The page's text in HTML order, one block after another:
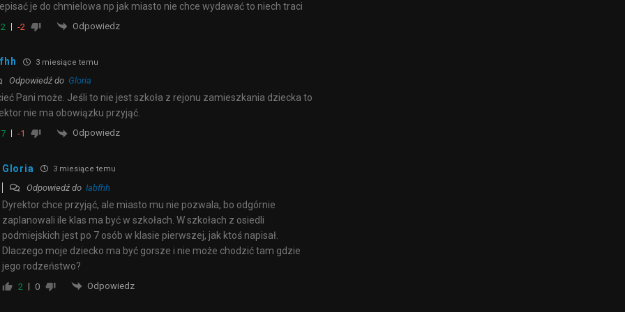
je do chmielowa np jak miasto nie chce wydawać to niech traci
2 -2 Odpowiedz
3 miesiące temu
Odpowiedź do Gloria
Pani może. Jeśli to nie jest szkoła z rejonu zamieszkania dziecka to
nie ma obowiązku przyjąć.
7 -1 Odpowiedz
Gloria 3 miesiące temu
Odpowiedź do Iabfhh
Dyrektor chce przyjąć, ale miasto mu nie pozwala, bo odgórnie
zaplanowali ile klas ma być w szkołach. W szkołach z osiedli
podmiejskich jest po 7 osób w klasie pierwszej, jak ktoś napisał.
Dlaczego moje dziecko ma być gorsze i nie może chodzić tam gdzie
jego rodzeństwo?
2 0 Odpowiedz